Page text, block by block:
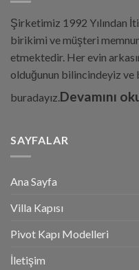
Şirketimiz 1992 Yılından
birikimi ve müşteri
etmektedir. Her evin
olduğunun bilincindeyiz ve
buradayız. Devamını
SAYFALAR
Ana Sayfa
Villa Kapısı
Pivot Kapı Modelleri
İletişim